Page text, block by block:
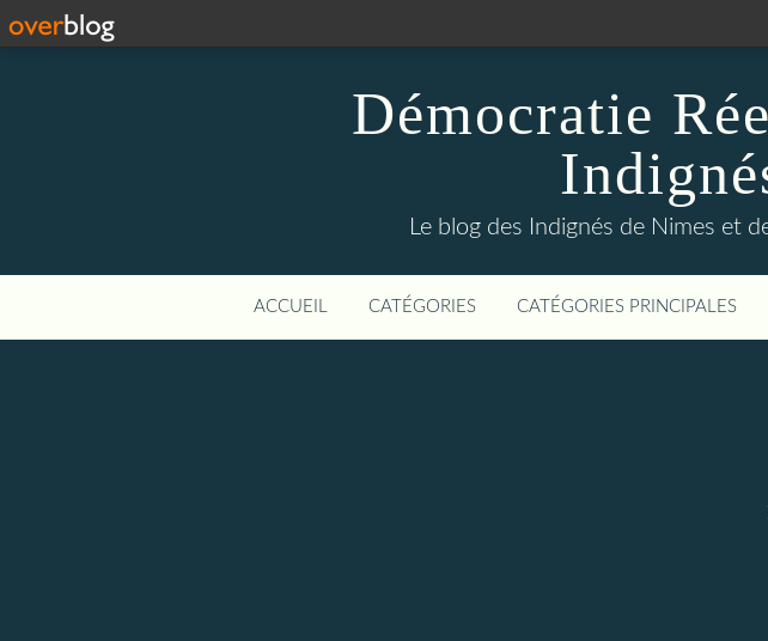
Démocratie
Le blog des Indignés de Nimes et
ACCUEIL CATÉGORIES CATÉGORIES PRINCIPALES